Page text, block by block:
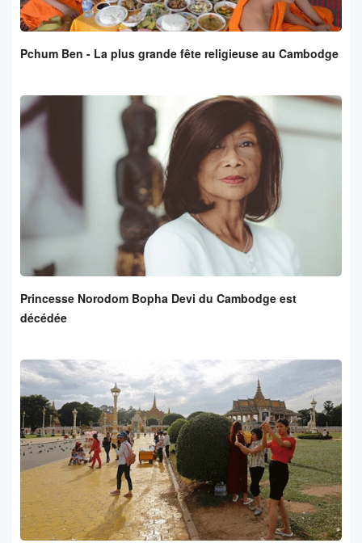
Pchum Ben - La plus grande fête religieuse au Cambodge
Princesse Norodom Bopha Devi du Cambodge est
décédée